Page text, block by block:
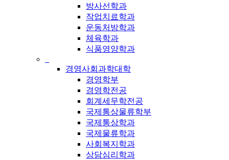
방사선학과
작업치료학과
운동처방학과
체육학과
식품영양학과
경영사회과학대학
경영학부
경영학전공
회계세무학전공
국제통상물류학부
국제통상학과
국제물류학과
사회복지학과
상담심리학과